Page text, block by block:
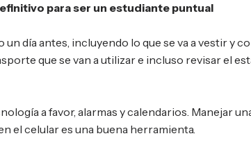
para ser un estudiante puntual
un día antes, incluyendo lo que se va a vestir y
que se van a utilizar e incluso revisar el
a favor, alarmas y calendarios. Manejar
el celular es una buena herramienta.